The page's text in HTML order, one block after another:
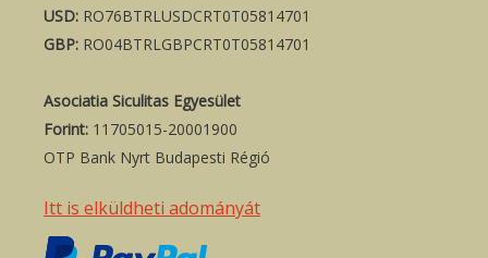
USD: RO76BTRLUSDCRT0T05814701
GBP: RO04BTRLGBPCRT0T05814701
Asociatia Siculitas Egyesület
Forint: 11705015-20001900
OTP Bank Nyrt Budapesti Régió
Itt is elküldheti adományát